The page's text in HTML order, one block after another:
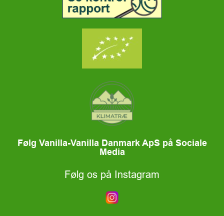
Følg Vanilla-Vanilla Danmark ApS på Sociale
Media
Følg os på Instagram